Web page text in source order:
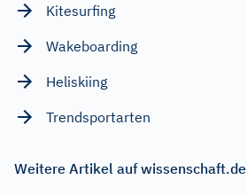
Kitesurfing
Wakeboarding
Heliskiing
Trendsportarten
Weitere Artikel auf wissenschaft.de